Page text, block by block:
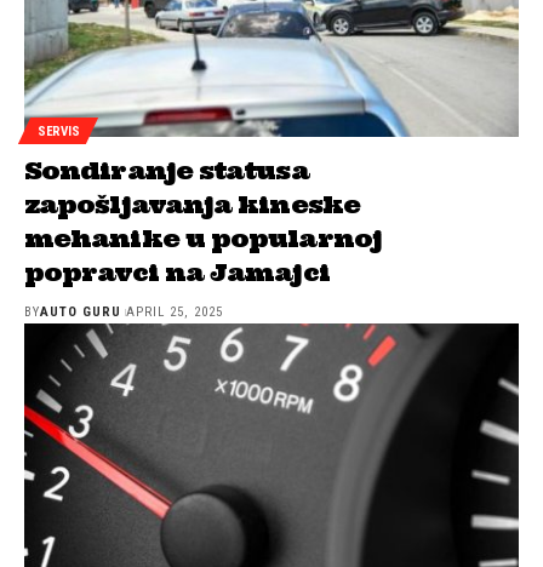
SERVIS
Sondiranje statusa
zapošljavanja kineske
mehanike u popularnoj
popravci na Jamajci
BYAUTO GURU APRIL 25, 2025